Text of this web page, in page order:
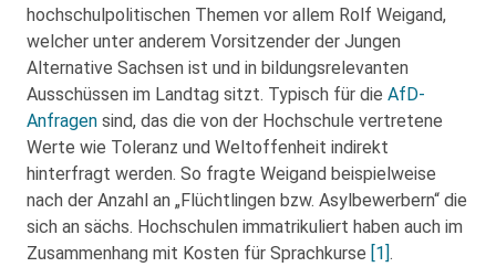
hochschulpolitischen Themen vor allem Rolf Weigand,
welcher unter anderem Vorsitzender der Jungen
Alternative Sachsen ist und in bildungsrelevanten
Ausschüssen im Landtag sitzt. Typisch für die AfD-
Anfragen sind, das die von der Hochschule vertretene
Werte wie Toleranz und Weltoffenheit indirekt
hinterfragt werden. So fragte Weigand beispielweise
nach der Anzahl an „Flüchtlingen bzw. Asylbewerbern“ die
sich an sächs. Hochschulen immatrikuliert haben auch im
Zusammenhang mit Kosten für Sprachkurse [1].